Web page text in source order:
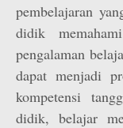
pembelajaran
didik
pengalaman
dapat menjadi
kompetensi
didik, belajar